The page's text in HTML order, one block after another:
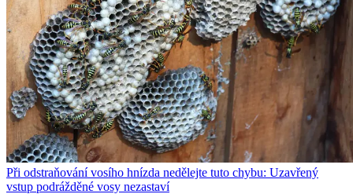
Při odstraňování vosího hnízda nedělejte tuto chybu: Uzavřený
vstup podrážděné vosy nezastaví